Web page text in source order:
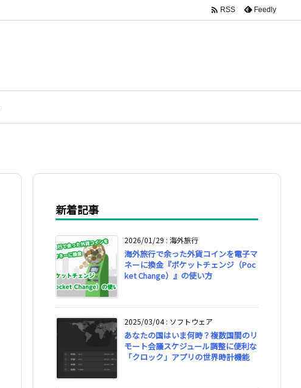
 RSS Feedly
新着記事
2026/01/29 : 海外旅行
海外旅行で余った外貨コインを電子マ
ネーに換金『ポケットチェンジ（Poc
ket Change）』の使い方
2025/03/04: ソフトウェア
あなたの国はいま何時？複数国間のリ
モート会議スケジュール調整に便利な
「クロック」アプリの世界時計機能